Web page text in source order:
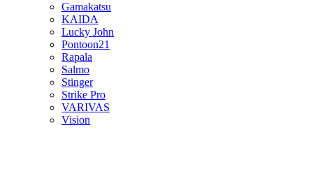
Gamakatsu
KAIDA
Lucky John
Pontoon21
Rapala
Salmo
Stinger
Strike Pro
VARIVAS
Vision